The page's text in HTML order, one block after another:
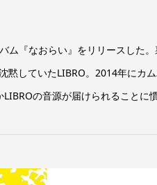
ム『なおらい』をリリースした
黙していたLIBRO。2014年にカ
の音源が届けられることに